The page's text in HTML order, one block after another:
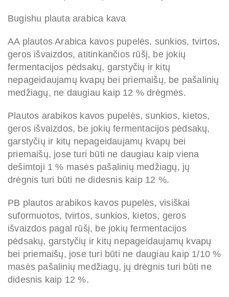
Bugishu plauta arabica kava
AA plautos Arabica kavos pupelės, sunkios, tvirtos,
geros išvaizdos, atitinkančios rūšį, be jokių
fermentacijos pėdsakų, garstyčių ir kitų
nepageidaujamų kvapų bei priemaišų, be pašalinių
medžiagų, ne daugiau kaip 12 % drėgmės.
Plautos arabikos kavos pupelės, sunkios, kietos,
geros išvaizdos, be jokių fermentacijos pėdsakų,
garstyčių ir kitų nepageidaujamų kvapų bei
priemaišų, jose turi būti ne daugiau kaip viena
dešimtoji 1 % masės pašalinių medžiagų, jų
drėgnis turi būti ne didesnis kaip 12 %.
PB plautos arabikos kavos pupelės, visiškai
suformuotos, tvirtos, sunkios, kietos, geros
išvaizdos pagal rūšį, be jokių fermentacijos
pėdsakų, garstyčių ir kitų nepageidaujamų kvapų
bei priemaišų, jose turi būti ne daugiau kaip 1/10 %
masės pašalinių medžiagų, jų drėgnis turi būti ne
didesnis kaip 12 %.